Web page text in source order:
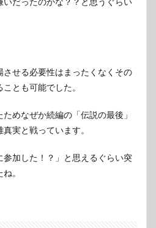
いだったのかな？？と思うぐらい
させる必要性はまったくなくその
とも可能でした。
めなぜか続編の「伝説の最後」
実と戦っています。
参加した！？」と思えるぐらい突
。